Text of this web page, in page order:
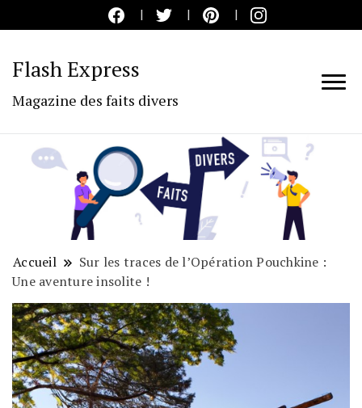
Flash Express
Magazine des faits divers
Accueil
Sur les traces de l’Opération Pouchkine :
Une aventure insolite !